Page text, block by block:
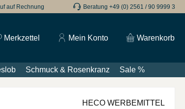
auf Rechnung Beratung +49 (0) 2561 / 90 9999 3
Merkzettel Du hast 0 Produkte auf dem Merkzettel
Mein Konto Warenkorb
Schmuck & Rosenkranz Sale %
HECO WERBEMITTEL